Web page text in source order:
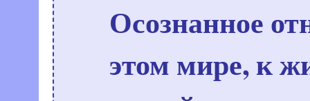
Осознанное
этом мире, к